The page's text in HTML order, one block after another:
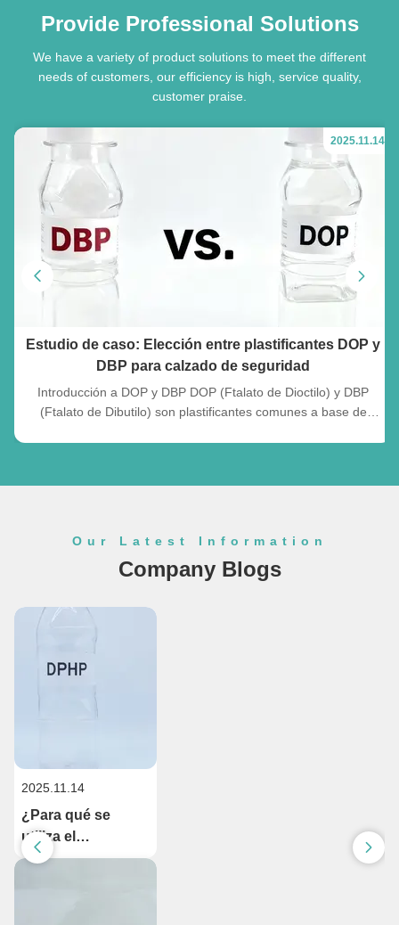
Provide Professional Solutions
We have a variety of product solutions to meet the different
needs of customers, our efficiency is high, service quality,
customer praise.
2025.11.14
Estudio de caso: Elección entre plastificantes DOP y
DBP para calzado de seguridad
Introducción a DOP y DBP DOP (Ftalato de Dioctilo) y DBP
(Ftalato de Dibutilo) son plastificantes comunes a base de
...
2025.11.14
¿Para qué se
utiliza el
plastificante
Our Latest Information
Company Blogs